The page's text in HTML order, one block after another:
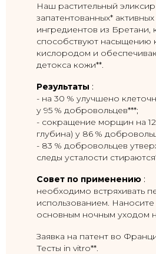
Наш растительный эликсир
запатентованных*
ингредиентов из Бретани,
способствуют насыщению
кислородом и
детокса кожи**.
Результаты :
- на 30 % улучшено
у 95 % добровольцев***;
- сокращение морщин на
глубина) у 86 %
- 83 % добровольцев
следы усталости
Совет по применению :
необходимо встряхивать
использованием.
основным ночным уходом
Заявка на патент во
Тесты in vitro**.